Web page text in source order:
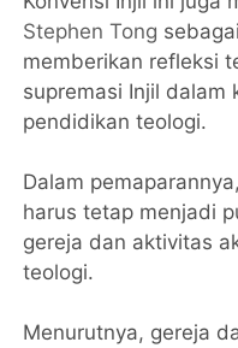
Stephen Tong
memberikan refleksi
supremasi Injil dalam
pendidikan teologi.
Dalam
harus tetap menjadi
gereja dan aktivitas
teologi.
Menurutnya, gereja